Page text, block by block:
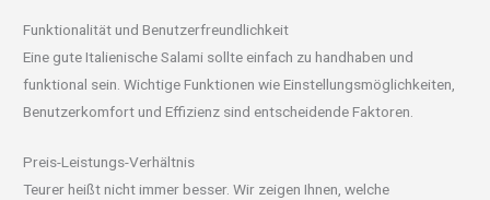
Funktionalität und Benutzerfreundlichkeit
Eine gute Italienische Salami sollte einfach zu handhaben und
funktional sein. Wichtige Funktionen wie Einstellungsmöglichkeiten,
Benutzerkomfort und Effizienz sind entscheidende Faktoren.
Preis-Leistungs-Verhältnis
Teurer heißt nicht immer besser. Wir zeigen Ihnen, welche